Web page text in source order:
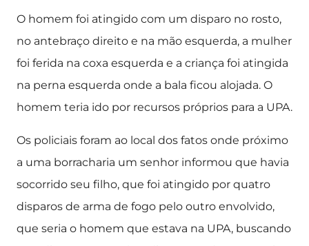
O homem foi atingido com um disparo no rosto,
no antebraço direito e na mão esquerda, a mulher
foi ferida na coxa esquerda e a criança foi atingida
na perna esquerda onde a bala ficou alojada. O
homem teria ido por recursos próprios para a UPA.
Os policiais foram ao local dos fatos onde próximo
a uma borracharia um senhor informou que havia
socorrido seu filho, que foi atingido por quatro
disparos de arma de fogo pelo outro envolvido,
que seria o homem que estava na UPA, buscando